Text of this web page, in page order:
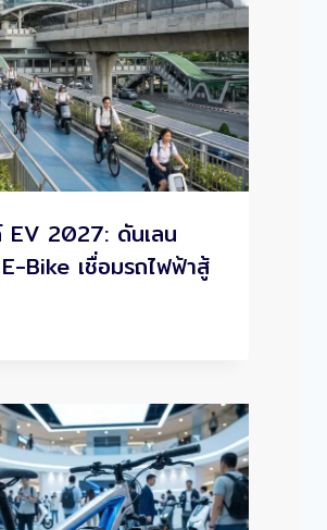
EV 2027: ดันเลน
Bike เชื่อมรถไฟฟ้าสู้